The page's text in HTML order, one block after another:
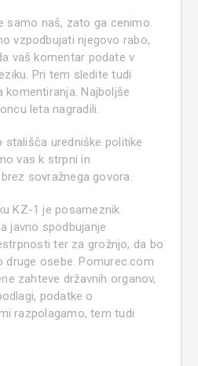
samo naš, zato ga cenimo.
vzpodbujati njegovo rabo,
vaš komentar podate v
Pri tem sledite tudi
Najboljše
leta nagradili.
stališča uredniške politike
vas k strpni in
sovražnega govora.
KZ-1 je posameznik
javno spodbujanje
ter za grožnjo, da bo
druge osebe. Pomurec.com
zahteve državnih organov,
podatke o
razpolagamo, tem tudi